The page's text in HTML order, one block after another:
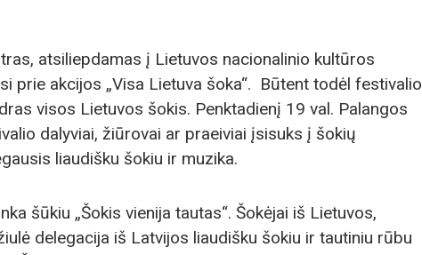
atsiliepdamas į Lietuvos nacionalinio kultūros
prie akcijos „Visa Lietuva šoka“. Būtent todėl festivalio
visos Lietuvos šokis. Penktadienį 19 val. Palangos
dalyviai, žiūrovai ar praeiviai įsisuks į šokių
liaudišku šokiu ir muzika.
šūkiu „Šokis vienija tautas“. Šokėjai iš Lietuvos,
delegacija iš Latvijos liaudišku šokiu ir tautiniu rūbu